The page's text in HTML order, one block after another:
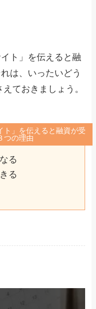
ト」を伝えると融
は、いったいどう
ておきましょう。
ト」を伝えると融資が受
つの理由
る
る